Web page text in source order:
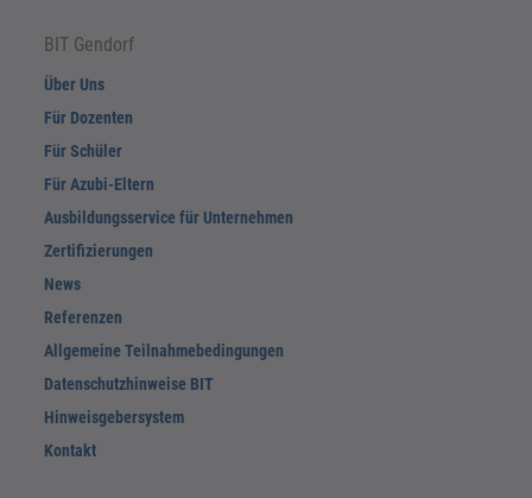
BIT Gendorf
Über Uns
Für Dozenten
Für Schüler
Für Azubi-Eltern
Ausbildungsservice für Unternehmen
Zertifizierungen
News
Referenzen
Allgemeine Teilnahmebedingungen
Datenschutzhinweise BIT
Hinweisgebersystem
Kontakt